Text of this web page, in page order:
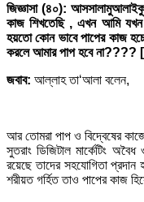
জিজ্ঞাসা (৪০):
কাজ শিখতেছি , এখন আমি যখন
হয়তো কোন ভাবে পাপের কাজ
করলে আমার পাপ হবে না????
জবাব: আল্লাহ তা‘আলা বলেন,
আর তোমরা পাপ ও বিদ্বেষের
সুতরাং ডিজিটাল মার্কেটিং
রয়েছে তাদের সহযোগিতা
শরীয়ত গর্হিত তাও পাপের কাজ